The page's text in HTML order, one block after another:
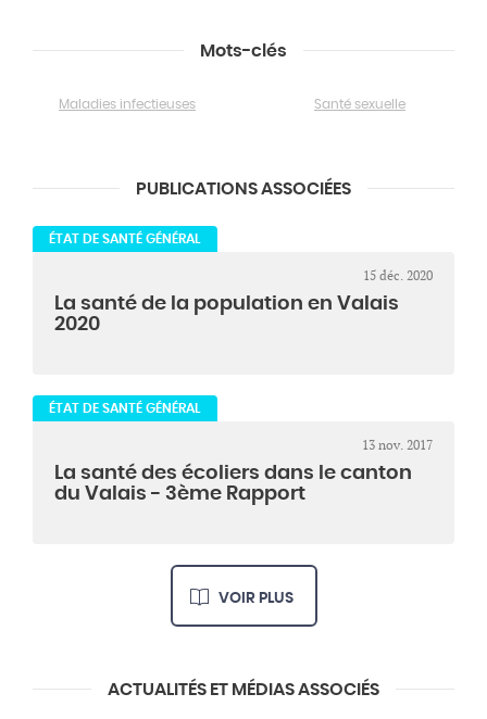
Mots-clés
Maladies infectieuses Santé sexuelle
PUBLICATIONS ASSOCIÉES
ÉTAT DE SANTÉ GÉNÉRAL
15 déc. 2020
La santé de la population en Valais
2020
ÉTAT DE SANTÉ GÉNÉRAL
13 nov. 2017
La santé des écoliers dans le canton
du Valais - 3ème Rapport
VOIR PLUS
ACTUALITÉS ET MÉDIAS ASSOCIÉS